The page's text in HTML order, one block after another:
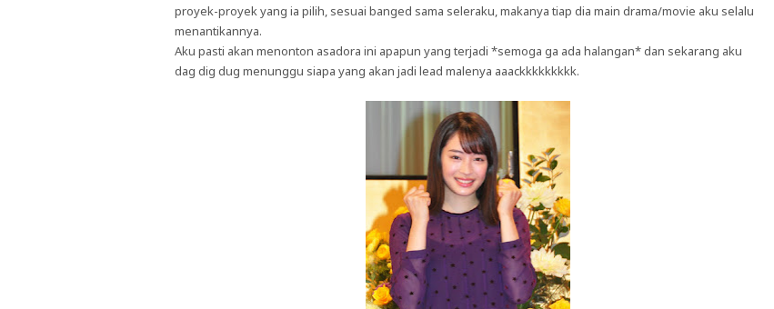
proyek-proyek yang ia pilih, sesuai banged sama seleraku, makanya tiap dia main drama/movie aku selalu
menantikannya.
Aku pasti akan menonton asadora ini apapun yang terjadi *semoga ga ada halangan* dan sekarang aku
dag dig dug menunggu siapa yang akan jadi lead malenya aaackkkkkkkkk.